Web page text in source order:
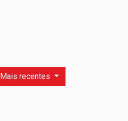
Mais recentes